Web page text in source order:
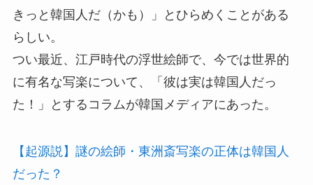
きっと韓国人だ（かも）」とひらめくことがある
らしい。
つい最近、江戸時代の浮世絵師で、今では世界的
に有名な写楽について、「彼は実は韓国人だっ
た！」とするコラムが韓国メディアにあった。
【起源説】謎の絵師・東洲斎写楽の正体は韓国人
だった？